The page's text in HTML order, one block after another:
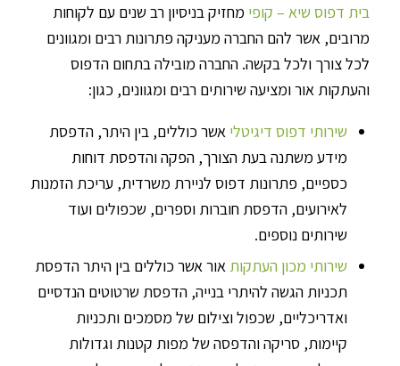
בית דפוס שיא – קופי מחזיק בניסיון רב שנים עם לקוחות
מרובים, אשר להם החברה מעניקה פתרונות רבים ומגוונים
לכל צורך ולכל בקשה. החברה מובילה בתחום הדפוס
והעתקות אור ומציעה שירותים רבים ומגוונים, כגון:
שירותי דפוס דיגיטלי אשר כוללים, בין היתר, הדפסת
מידע משתנה בעת הצורך, הפקה והדפסת דוחות
כספיים, פתרונות דפוס לניירת משרדית, עריכת הזמנות
לאירועים, הדפסת חוברות וספרים, שכפולים ועוד
שירותים נוספים.
שירותי מכון העתקות אור אשר כוללים בין היתר הדפסת
תכניות הגשה להיתרי בנייה, הדפסת שרטוטים הנדסיים
ואדריכליים, שכפול וצילום של מסמכים ותכניות
קיימות, סריקה והדפסה של מפות קטנות וגדולות